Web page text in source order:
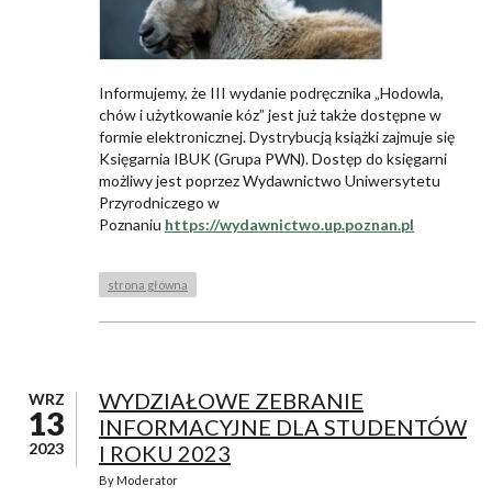
Informujemy, że III wydanie podręcznika „Hodowla,
chów i użytkowanie kóz” jest już także dostępne w
formie elektronicznej. Dystrybucją książki zajmuje się
Księgarnia IBUK (Grupa PWN). Dostęp do księgarni
możliwy jest poprzez Wydawnictwo Uniwersytetu
Przyrodniczego w
Poznaniu https://wydawnictwo.up.poznan.pl
strona główna
WRZ
13
2023
WYDZIAŁOWE ZEBRANIE
INFORMACYJNE DLA STUDENTÓW
I ROKU 2023
By Moderator